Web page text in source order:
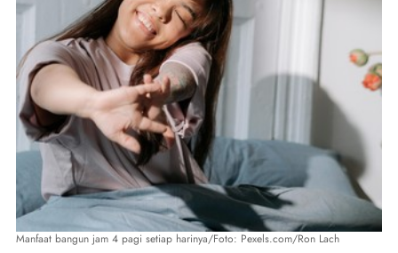
Manfaat bangun jam 4 pagi setiap harinya/Foto: Pexels.com/Ron Lach